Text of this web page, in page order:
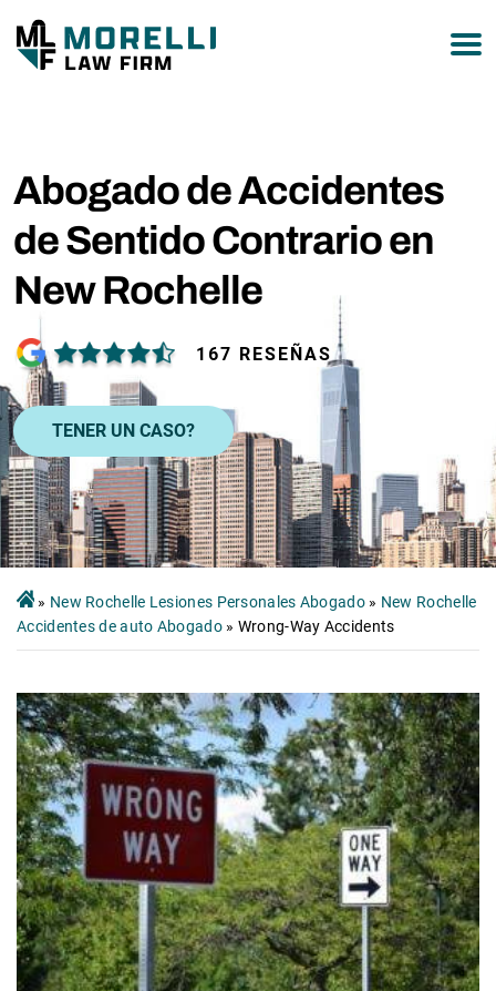
Abogado de Accidentes
de Sentido Contrario en
New Rochelle
167 RESEÑAS
TENER UN CASO?
» New Rochelle Lesiones Personales Abogado» New Rochelle
Accidentes de auto Abogado» Wrong-Way Accidents